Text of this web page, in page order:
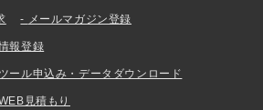
メールマガジン登録
報登録
ール申込み・データダウンロード
見積もり